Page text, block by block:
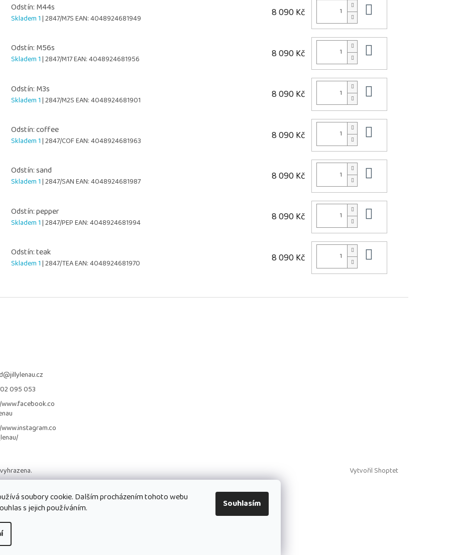
soubory cookie. Dalším procházením tohoto webu
s jejich používáním.
Souhlasím
Odstín: M44s
Skladem 1| 2847/M7SEAN:4048924681949 8 090 Kč
Odstín: M56s
Skladem 1| 2847/M17EAN:4048924681956 8 090 Kč
Odstín: M3s
Skladem 1| 2847/M2SEAN:4048924681901 8 090 Kč
Odstín: coffee
Skladem 1| 2847/COFEAN:4048924681963 8 090 Kč
Odstín: sand
Skladem 1| 2847/SANEAN:4048924681987 8 090 Kč
Odstín: pepper
Skladem 1| 2847/PEPEAN:4048924681994 8 090 Kč
Odstín: teak
Skladem 1| 2847/TEAEAN:4048924681970 8 090 Kč
@jillylenau.cz
095 053
Vytvořil Shoptet